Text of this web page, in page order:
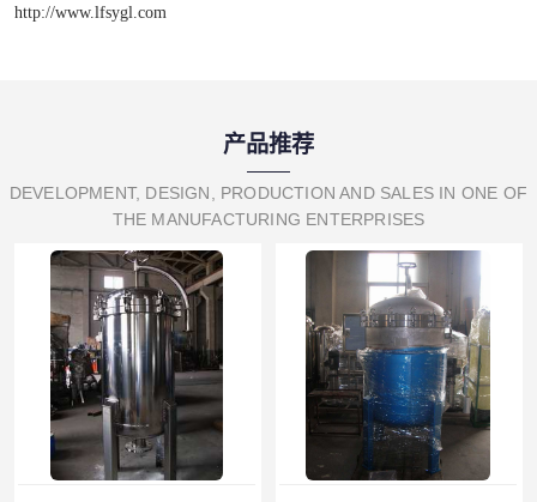
http://www.lfsygl.com
产品推荐
DEVELOPMENT, DESIGN, PRODUCTION AND SALES IN ONE OF
THE MANUFACTURING ENTERPRISES